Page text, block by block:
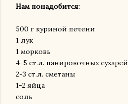
Нам понадобится:
500 г куриной печени
1 лук
1 морковь
4-5 ст.л. панировочных сухарей
2-3 ст.л. сметаны
1-2 яйца
соль